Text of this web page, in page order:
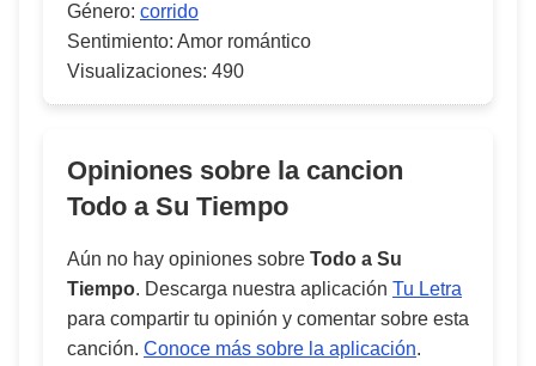
Género: corrido
Sentimiento: Amor romántico
Visualizaciones: 490
Opiniones sobre la cancion
Todo a Su Tiempo
Aún no hay opiniones sobre Todo a Su
Tiempo. Descarga nuestra aplicación Tu Letra
para compartir tu opinión y comentar sobre esta
canción. Conoce más sobre la aplicación.